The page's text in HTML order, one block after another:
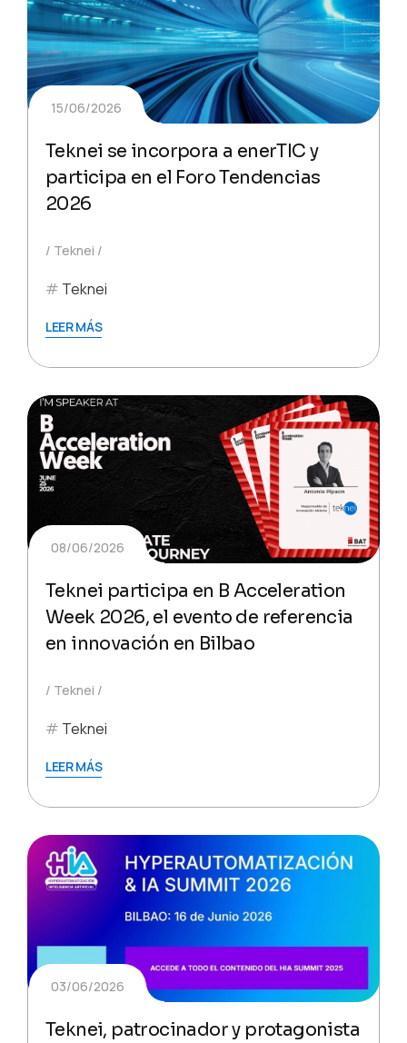
15/06/2026
Teknei se incorpora a enerTIC y
participa en el Foro Tendencias
2026
Teknei
Teknei
LEER MÁS
08/06/2026
Teknei participa en B Acceleration
Week 2026, el evento de referencia
en innovación en Bilbao
Teknei
Teknei
LEER MÁS
03/06/2026
Teknei, patrocinador y protagonista